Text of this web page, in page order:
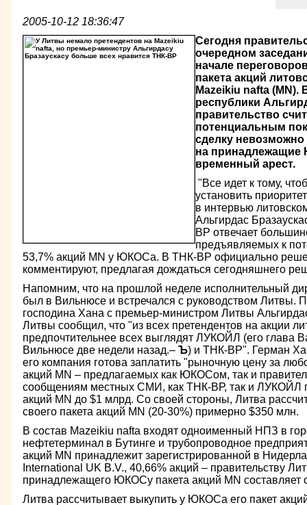
2005-10-12 18:36:47
Сегодня
очередном
начале
пакета акций
Mazeikiu nafta
республики
правительство
потенциальным
сделку
на принадлежащие
временный арест.
"Все идет к тому,
установить
в интервью
Альгирдас
ВР отвечает
предъявляемых к
53,7% акций MN у ЮКОСа. В ТНК-ВР официально
комментируют, предлагая дождаться сегодняшнего
Напомним, что на прошлой неделе исполнительный
был в Вильнюсе и встречался с руководством Литвы.
господина Хана с премьер-министром Литвы
Литвы сообщил, что "из всех претендентов на акции
предпочтительнее всех выглядят ЛУКОЙЛ (его глава
Вильнюсе две недели назад.– Ъ) и ТНК-ВР". Герман
его компания готова заплатить "рыночную цену за
акций MN – предлагаемых как ЮКОСом, так и
сообщениям местных СМИ, как ТНК-ВР, так и ЛУКОЙЛ
акций MN до $1 млрд. Со своей стороны, Литва
своего пакета акций MN (20-30%) примерно $350 млн.
В состав Mazeikiu nafta входят одноименный НПЗ в
нефтетерминал в Бутинге и трубопроводное
акций MN принадлежит зарегистрированной в
International UK B.V., 40,66% акций – правительству
принадлежащего ЮКОСу пакета акций MN составляет
Литва рассчитывает выкупить у ЮКОСа его пакет